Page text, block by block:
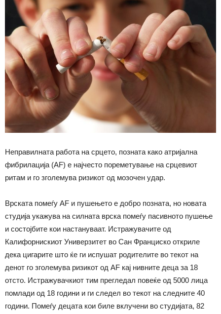
Неправилната работа на срцето, позната како атријална
фибрилација (AF) е најчесто пореметување на срцевиот
ритам и го зголемува ризикот од мозочен удар.
Врската помеѓу AF и пушењето е добро позната, но новата
студија укажува на силната врска помеѓу пасивното пушење
и состојбите кои настануваат. Истражувачите од
Калифорнискиот Универзитет во Сан Франциско откриле
дека цигарите што ќе ги испушат родителите во текот на
денот го зголемува ризикот од AF кај нивните деца за 18
отсто. Истражувачкиот тим прегледал повеќе од 5000 лица
помлади од 18 години и ги следел во текот на следните 40
години. Помеѓу децата кои биле вклучени во студијата, 82